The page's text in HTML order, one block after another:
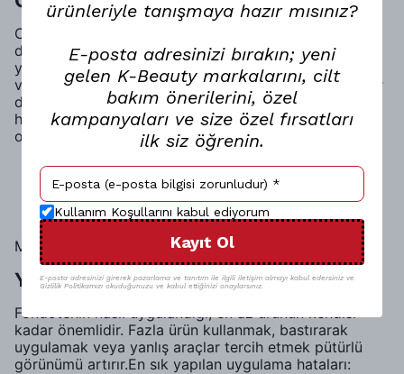
Cilt yüzeyinde biriken ölü deriler, makyajın en büyük
düşmanlarından biridir. Özellikle düzenli peeling
yapılmayan ciltlerde fondöten, bu ölü derilere tutunur
ve pütürlü bir doku oluşturur. Ancak burada önemli bir
denge vardır. Aşırı peeling yapmak da cildi
hassaslaştırarak makyajın daha kötü durmasına neden
olabilir. Bu yüzden:
Haftada 1–2 kez nazik peeling
Cilt tipine uygun eksfoliasyon
Peeling sonrası iyi bir nemlendirme
Makyajın pürüzsüz görünmesi için temel adımlardır.
Yanlış Fondöten Uygulama Teknikleri
Fondötenin nasıl uygulandığı, en az ürünün kendisi
kadar önemlidir. Fazla ürün kullanmak, bastırarak
uygulamak veya yanlış araçlar tercih etmek pütürlü
görünümü artırır.En sık yapılan uygulama hataları:
ürünleriyle tanışmaya hazır mısınız?
E-posta adresinizi bırakın; yeni
gelen K-Beauty markalarını, cilt
bakım önerilerini, özel
kampanyaları ve size özel fırsatları
ilk siz öğrenin.
Kullanım Koşullarını kabul ediyorum
Kayıt Ol
E-posta adresinizi girerek pazarlama ve tanıtım ile ilgili iletişim almayı kabul edersiniz ve
Gizlilik Politikamızı okuduğunuzu ve kabul ettiğinizi onaylarsınız.